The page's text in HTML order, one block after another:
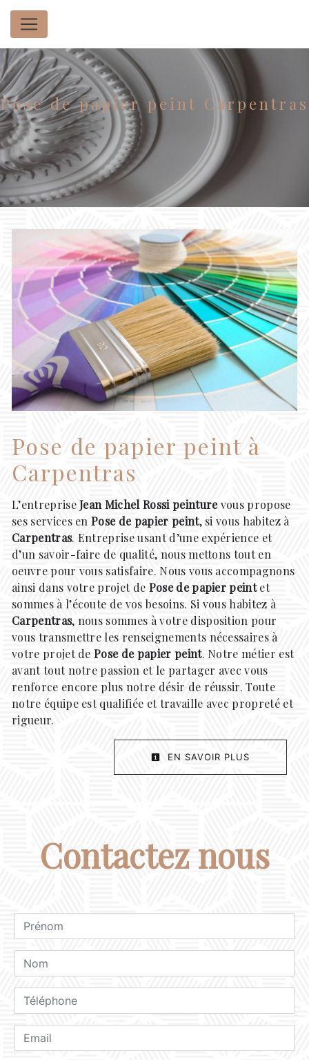
Panneau de gestion des cookies
Pose de papier peint Carpentras
Pose de papier peint à
Carpentras
L’entrepriseJean Michel Rossi peinturevous propose
ses services enPose de papier peint, si vous habitez à
Carpentras. Entreprise usant d’une expérience et
d’un savoir-faire de qualité, nous mettons tout en
oeuvre pour vous satisfaire. Nous vous accompagnons
ainsi dans votre projet de Pose de papier peintet
sommes à l’écoute de vos besoins. Si vous habitez à
Carpentras, nous sommes à votre disposition pour
vous transmettre les renseignements nécessaires à
votre projet dePose de papier peint. Notre métier est
avant tout notre passion et le partager avec vous
renforce encore plus notre désir de réussir. Toute
notre équipe est qualifiée et travaille avec propreté et
rigueur.
EN SAVOIR PLUS
Contactez nous